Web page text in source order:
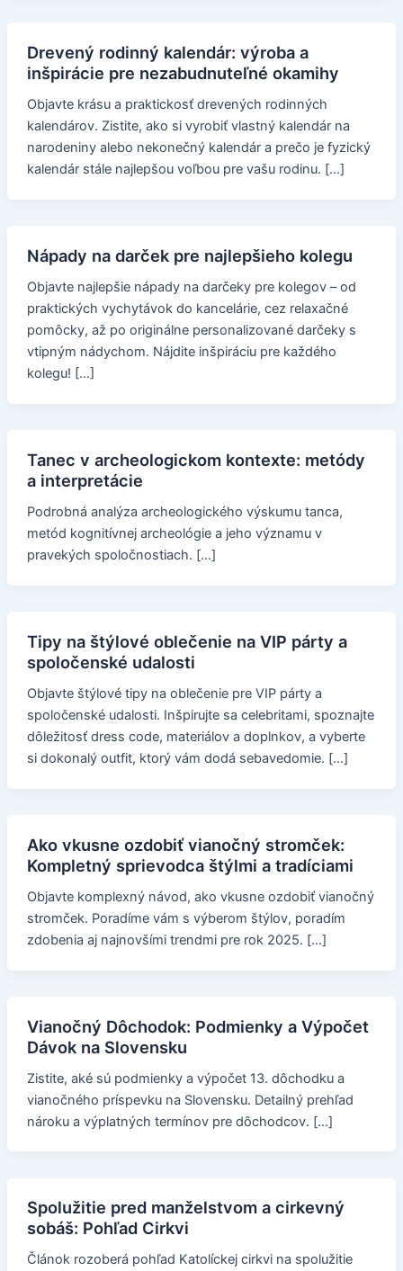
Drevený rodinný kalendár: výroba a
inšpirácie pre nezabudnuteľné okamihy
Objavte krásu a praktickosť drevených rodinných
kalendárov. Zistite, ako si vyrobiť vlastný kalendár na
narodeniny alebo nekonečný kalendár a prečo je fyzický
kalendár stále najlepšou voľbou pre vašu rodinu. […]
Nápady na darček pre najlepšieho kolegu
Objavte najlepšie nápady na darčeky pre kolegov – od
praktických vychytávok do kancelárie, cez relaxačné
pomôcky, až po originálne personalizované darčeky s
vtipným nádychom. Nájdite inšpiráciu pre každého
kolegu! […]
Tanec v archeologickom kontexte: metódy
a interpretácie
Podrobná analýza archeologického výskumu tanca,
metód kognitívnej archeológie a jeho významu v
pravekých spoločnostiach. […]
Tipy na štýlové oblečenie na VIP párty a
spoločenské udalosti
Objavte štýlové tipy na oblečenie pre VIP párty a
spoločenské udalosti. Inšpirujte sa celebritami, spoznajte
dôležitosť dress code, materiálov a doplnkov, a vyberte
si dokonalý outfit, ktorý vám dodá sebavedomie. […]
Ako vkusne ozdobiť vianočný stromček:
Kompletný sprievodca štýlmi a tradíciami
Objavte komplexný návod, ako vkusne ozdobiť vianočný
stromček. Poradíme vám s výberom štýlov, poradím
zdobenia aj najnovšími trendmi pre rok 2025. […]
Vianočný Dôchodok: Podmienky a Výpočet
Dávok na Slovensku
Zistite, aké sú podmienky a výpočet 13. dôchodku a
vianočného príspevku na Slovensku. Detailný prehľad
nároku a výplatných termínov pre dôchodcov. […]
Spolužitie pred manželstvom a cirkevný
sobáš: Pohľad Cirkvi
Článok rozoberá pohľad Katolíckej cirkvi na spolužitie